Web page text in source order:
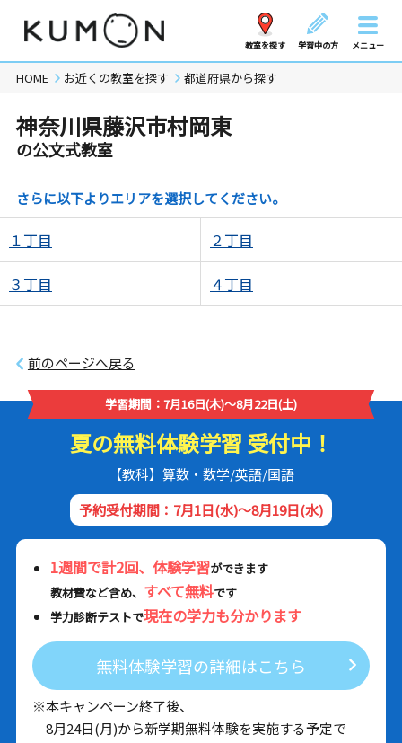
教室を探す 学習中の方 メニュー
HOME お近くの教室を探す 都道府県から探す
神奈川県藤沢市村岡東
の公文式教室
さらに以下よりエリアを選択してください。
１丁目 ２丁目
３丁目 ４丁目
前のページへ戻る
学習期間：7月16日(木)～8月22日(土)
夏の無料体験学習 受付中！
【教科】算数・数学/英語/国語
予約受付期間：7月1日(水)～8月19日(水)
1週間で計2回、体験学習ができます
教材費など含め、 すべて無料です
学力診断テストで現在の学力も分かります
無料体験学習の詳細はこちら
※本キャンペーン終了後、
8月24日(月)から新学期無料体験を実施する予定で